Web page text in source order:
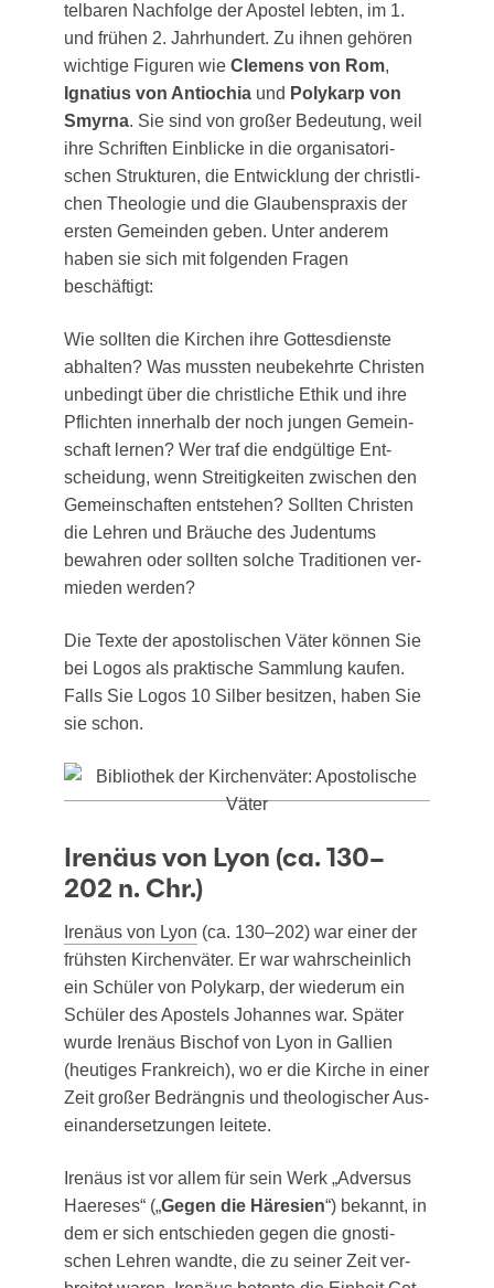
tel­ba­ren Nach­fol­ge der Apos­tel leb­ten, im 1.
und frü­hen 2. Jahr­hun­dert. Zu ihnen gehö­ren
wich­ti­ge Figu­ren wie Cle­mens von Rom,
Igna­ti­us von Antio­chia und Poly­karp von
Smyr­na. Sie sind von gro­ßer Bedeu­tung, weil
ihre Schrif­ten Ein­bli­cke in die orga­ni­sa­to­ri­
schen Struk­tu­ren, die Ent­wick­lung der christ­li­
chen Theo­lo­gie und die Glau­bens­pra­xis der
ers­ten Gemein­den geben. Unter ande­rem
haben sie sich mit fol­gen­den Fra­gen
beschäftigt:
Wie soll­ten die Kir­chen ihre Got­tes­diens­te
abhal­ten? Was muss­ten neu­be­kehr­te Chris­ten
unbe­dingt über die christ­li­che Ethik und ihre
Pflich­ten inner­halb der noch jun­gen Gemein­
schaft ler­nen? Wer traf die end­gül­ti­ge Ent­
schei­dung, wenn Strei­tig­kei­ten zwi­schen den
Gemein­schaf­ten ent­ste­hen? Soll­ten Chris­ten
die Leh­ren und Bräu­che des Juden­tums
bewah­ren oder soll­ten sol­che Tra­di­tio­nen ver­
mie­den werden?
Die Tex­te der apos­to­li­schen Väter kön­nen Sie
bei Logos als prak­ti­sche Samm­lung kau­fen.
Falls Sie Logos 10 Sil­ber besit­zen, haben Sie
sie schon.
Irenäus von Lyon (ca. 130–
202 n. Chr.)
Ire­nä­us von Lyon (ca. 130–202) war einer der
frühs­ten Kir­chen­vä­ter. Er war wahr­schein­lich
ein Schü­ler von Poly­karp, der wie­der­um ein
Schü­ler des Apos­tels Johan­nes war. Spä­ter
wur­de Ire­nä­us Bischof von Lyon in Gal­li­en
(heu­ti­ges Frank­reich), wo er die Kir­che in einer
Zeit gro­ßer Bedräng­nis und theo­lo­gi­scher Aus­
ein­an­der­set­zun­gen leitete.
Ire­nä­us ist vor allem für sein Werk „Adver­sus
Haere­ses“ („Gegen die Häre­si­en“) bekannt, in
dem er sich ent­schie­den gegen die gnos­ti­
schen Leh­ren wand­te, die zu sei­ner Zeit ver­